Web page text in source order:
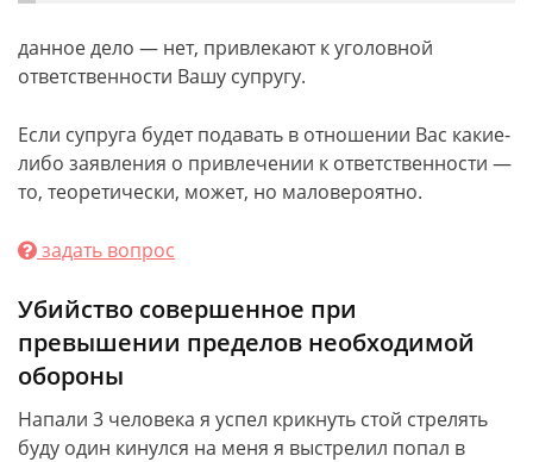
данное дело — нет, привлекают к уголовной
ответственности Вашу супругу.
Если супруга будет подавать в отношении Вас какие-
либо заявления о привлечении к ответственности —
то, теоретически, может, но маловероятно.
задать вопрос
Убийство совершенное при
превышении пределов необходимой
обороны
Напали 3 человека я успел крикнуть стой стрелять
буду один кинулся на меня я выстрелил попал в